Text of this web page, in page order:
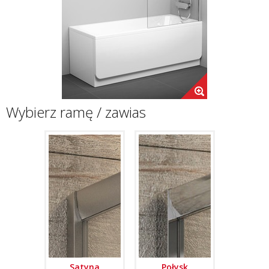
Wybierz ramę / zawias